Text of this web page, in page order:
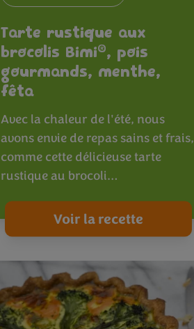
Tarte rustique aux
brocolis Bimi®, pois
gourmands, menthe,
fêta
Avec la chaleur de l'été, nous
avons envie de repas sains et frais,
comme cette délicieuse tarte
rustique au brocoli…
Voir la recette